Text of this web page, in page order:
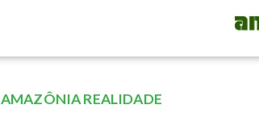
AMAZÔNIA REALIDADE